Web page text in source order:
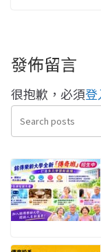
發佈留言
很抱歉，必須登